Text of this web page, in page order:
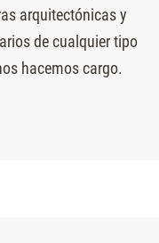
arquitectónicas y
de cualquier tipo
hacemos cargo.